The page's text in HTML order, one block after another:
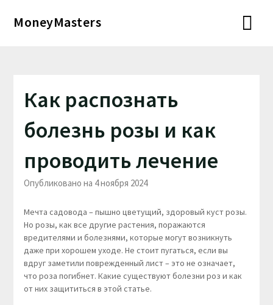
MoneyMasters
Как распознать
болезнь розы и как
проводить лечение
Опубликовано на 4 ноября 2024
Мечта садовода – пышно цветущий, здоровый куст розы.
Но розы, как все другие растения, поражаются
вредителями и болезнями, которые могут возникнуть
даже при хорошем уходе. Не стоит пугаться, если вы
вдруг заметили поврежденный лист – это не означает,
что роза погибнет. Какие существуют болезни роз и как
от них защититься в этой статье.